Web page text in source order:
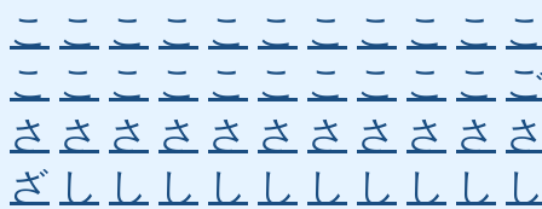
こ こ こ こ こ こ こ こ こ こ
こ こ こ こ こ こ こ こ こ こ
さ さ さ さ さ さ さ さ さ さ
ざ し し し し し し し し し